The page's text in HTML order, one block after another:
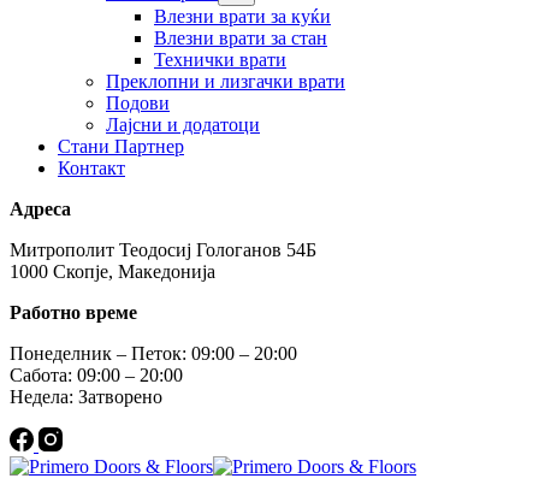
Влезни врати за куќи
Влезни врати за стан
Технички врати
Преклопни и лизгачки врати
Подови
Лајсни и додатоци
Стани Партнер
Контакт
Адреса
Митрополит Теодосиј Гологанов 54Б
1000 Скопје, Македонија
Работно време
Понеделник – Петок: 09:00 – 20:00
Сабота: 09:00 – 20:00
Недела: Затворено